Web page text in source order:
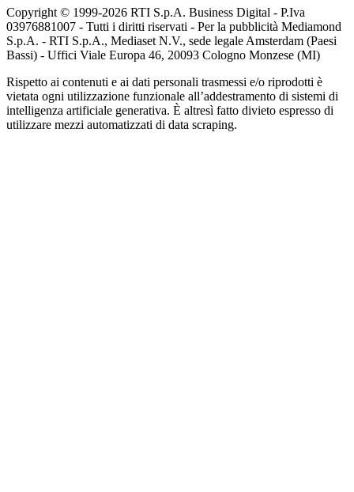
Copyright © 1999-2026 RTI S.p.A. Business Digital - P.Iva
03976881007 - Tutti i diritti riservati - Per la pubblicità Mediamond
S.p.A. - RTI S.p.A., Mediaset N.V., sede legale Amsterdam (Paesi
Bassi) - Uffici Viale Europa 46, 20093 Cologno Monzese (MI)
Rispetto ai contenuti e ai dati personali trasmessi e/o riprodotti è
vietata ogni utilizzazione funzionale all’addestramento di sistemi di
intelligenza artificiale generativa. È altresì fatto divieto espresso di
utilizzare mezzi automatizzati di data scraping.